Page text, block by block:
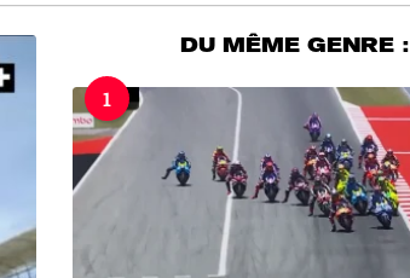
DU MÊME GENRE :
1